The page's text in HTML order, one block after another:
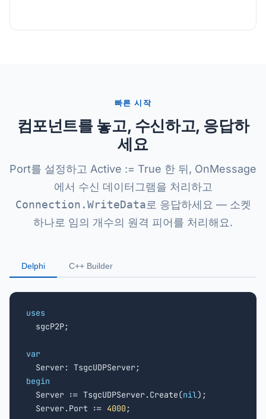
빠른 시작
컴포넌트를 놓고, 수신하고, 응답하
세요
Port를 설정하고 Active := True 한 뒤, OnMessage
에서 수신 데이터그램을 처리하고
Connection.WriteData로 응답하세요 — 소켓
하나로 임의 개수의 원격 피어를 처리해요.
Delphi C++ Builder
uses
sgcP2P;
var
begin
Server := TsgcUDPServer.Create(nil);
  Server.Port :=
4000 ;